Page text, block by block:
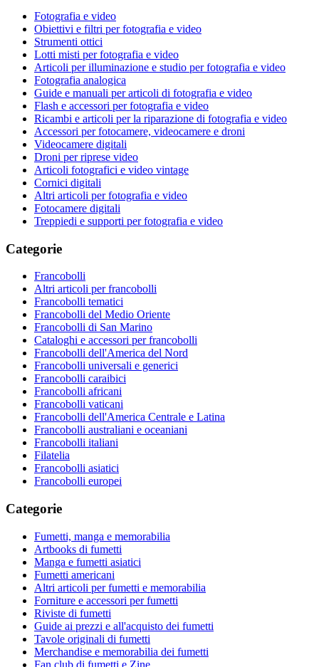
Fotografia e video
Obiettivi e filtri per fotografia e video
Strumenti ottici
Lotti misti per fotografia e video
Articoli per illuminazione e studio per fotografia e video
Fotografia analogica
Guide e manuali per articoli di fotografia e video
Flash e accessori per fotografia e video
Ricambi e articoli per la riparazione di fotografia e video
Accessori per fotocamere, videocamere e droni
Videocamere digitali
Droni per riprese video
Articoli fotografici e video vintage
Cornici digitali
Altri articoli per fotografia e video
Fotocamere digitali
Treppiedi e supporti per fotografia e video
Categorie
Francobolli
Altri articoli per francobolli
Francobolli tematici
Francobolli del Medio Oriente
Francobolli di San Marino
Cataloghi e accessori per francobolli
Francobolli dell'America del Nord
Francobolli universali e generici
Francobolli caraibici
Francobolli africani
Francobolli vaticani
Francobolli dell'America Centrale e Latina
Francobolli australiani e oceaniani
Francobolli italiani
Filatelia
Francobolli asiatici
Francobolli europei
Categorie
Fumetti, manga e memorabilia
Artbooks di fumetti
Manga e fumetti asiatici
Fumetti americani
Altri articoli per fumetti e memorabilia
Forniture e accessori per fumetti
Riviste di fumetti
Guide ai prezzi e all'acquisto dei fumetti
Tavole originali di fumetti
Merchandise e memorabilia dei fumetti
Fan club di fumetti e Zine